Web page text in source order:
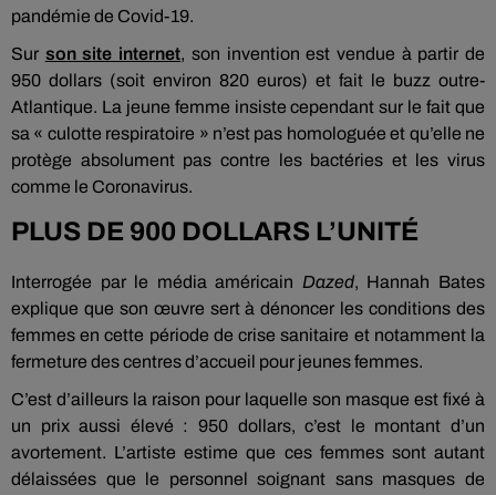
pandémie de Covid-19.
Sur son site internet, son invention est vendue à partir de
950 dollars (soit environ 820 euros) et fait le buzz outre-
Atlantique. La jeune femme insiste cependant sur le fait que
sa « culotte respiratoire » n’est pas homologuée et qu’elle ne
protège absolument pas contre les bactéries et les virus
comme le Coronavirus.
PLUS DE 900 DOLLARS L’UNITÉ
Interrogée par le média américain Dazed, Hannah Bates
explique que son œuvre sert à dénoncer les conditions des
femmes en cette période de crise sanitaire et notamment la
fermeture des centres d’accueil pour jeunes femmes.
C’est d’ailleurs la raison pour laquelle son masque est fixé à
un prix aussi élevé : 950 dollars, c’est le montant d’un
avortement. L’artiste estime que ces femmes sont autant
délaissées que le personnel soignant sans masques de